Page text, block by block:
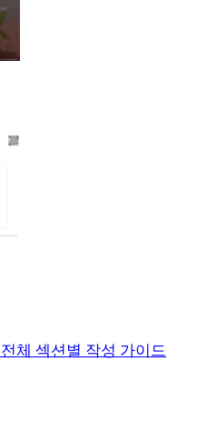
전체 섹션별 작성 가이드